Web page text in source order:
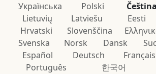
Українська Polski Čeština
Lietuvių
Latviešu Eesti
Hrvatski
Slovenščina
Svenska
Norsk Dansk
Español
Deutsch Français
Português
한국어